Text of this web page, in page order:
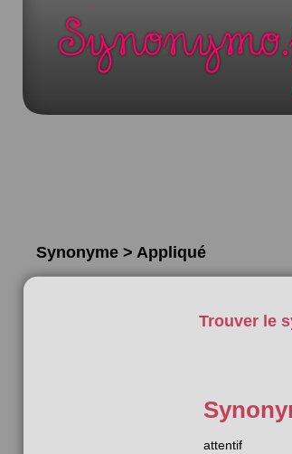
Synonyme > Appliqué
Trouver le
attentif